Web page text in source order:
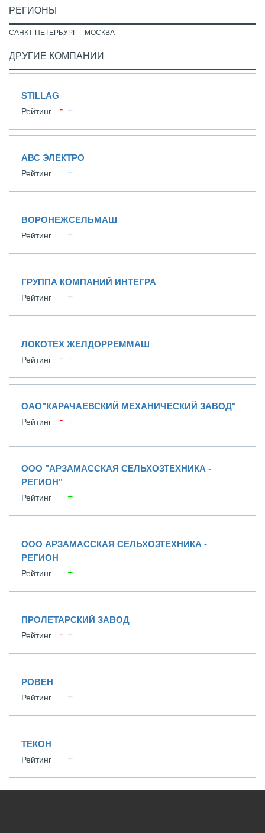
РЕГИОНЫ
САНКТ-ПЕТЕРБУРГ МОСКВА
ДРУГИЕ КОМПАНИИ
STILLAG
Рейтинг
АВС ЭЛЕКТРО
Рейтинг
ВОРОНЕЖСЕЛЬМАШ
Рейтинг
ГРУППА КОМПАНИЙ ИНТЕГРА
Рейтинг
ЛОКОТЕХ ЖЕЛДОРРЕММАШ
Рейтинг
ОАО"КАРАЧАЕВСКИЙ МЕХАНИЧЕСКИЙ ЗАВОД"
Рейтинг
ООО "АРЗАМАССКАЯ СЕЛЬХОЗТЕХНИКА -
РЕГИОН"
Рейтинг
ООО АРЗАМАССКАЯ СЕЛЬХОЗТЕХНИКА -
РЕГИОН
Рейтинг
ПРОЛЕТАРСКИЙ ЗАВОД
Рейтинг
РОВЕН
Рейтинг
ТЕКОН
Рейтинг